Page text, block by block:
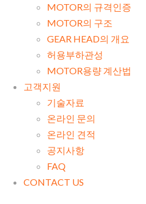
MOTOR의 규격인증
MOTOR의 구조
GEAR HEAD의 개요
허용부하관성
MOTOR용량 계산법
고객지원
기술자료
온라인 문의
온라인 견적
공지사항
FAQ
CONTACT US